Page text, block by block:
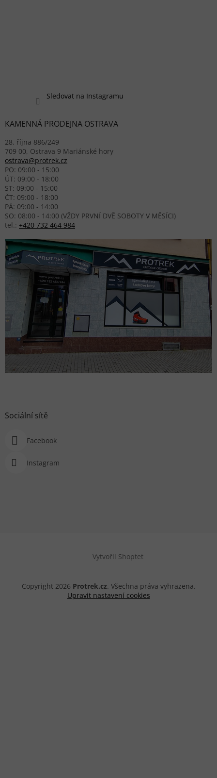
Sledovat na Instagramu
KAMENNÁ PRODEJNA OSTRAVA
28. října 886/249
709 00, Ostrava 9 Mariánské hory
ostrava@protrek.cz
PO: 09:00 - 15:00
ÚT: 09:00 - 18:00
ST: 09:00 - 15:00
ČT: 09:00 - 18:00
PÁ: 09:00 - 14:00
SO: 08:00 - 14:00 (VŽDY PRVNÍ DVĚ SOBOTY V MĚSÍCI)
tel.: +420 732 464 984
Sociální sítě
Facebook
Instagram
Vytvořil Shoptet
Copyright 2026 Protrek.cz. Všechna práva vyhrazena.
Upravit nastavení cookies